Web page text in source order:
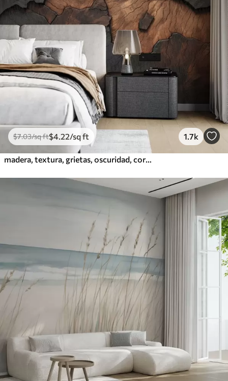
$7.03/sq ft$4.22/sq ft 1.7k
madera, textura, grietas, oscuridad, corteza, superficie